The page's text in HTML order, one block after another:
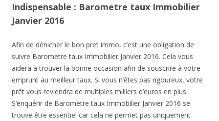
Indispensable : Barometre taux Immobilier
Janvier 2016
Afin de dénicher le bon pret immo, c’est une obligation de
suivre Barometre taux Immobilier Janvier 2016. Cela vous
aidera à trouver la bonne occasion afin de souscrire à votre
emprunt au meilleur taux. Si vous n’êtes pas rigoureux, votre
prêt vous reviendra de multiples milliers d’euros en plus.
S’enquérir de Barometre taux Immobilier Janvier 2016 se
trouve être essentiel car cela ne permet pas uniquement